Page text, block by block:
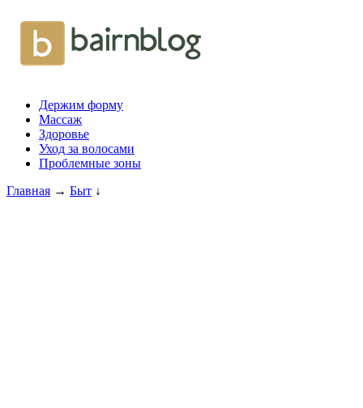
Держим форму
Массаж
Здоровье
Уход за волосами
Проблемные зоны
Главная → Быт ↓